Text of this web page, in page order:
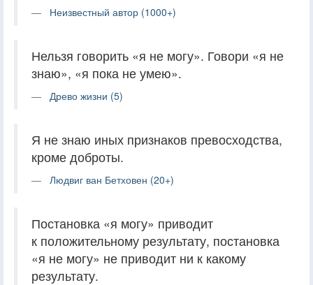
Неизвестный автор (1000+)
Нельзя говорить «я не могу». Говори «я не
знаю», «я пока не умею».
Древо жизни (5)
Я не знаю иных признаков превосходства,
кроме доброты.
Людвиг ван Бетховен (20+)
Постановка «я могу» приводит
к положительному результату, постановка
«я не могу» не приводит ни к какому
результату.